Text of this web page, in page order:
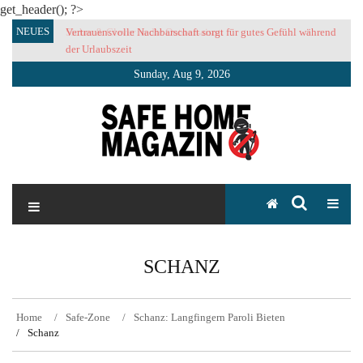
get_header(); ?>
SkipNEUES
Vertrauensvolle Nachbarschaft sorgt für gutes Gefühl während
der Urlaubszeit
Sunday, Aug 9, 2026
SAFE HOME Magazin
SCHANZ
Home Safe-Zone
Schanz: Langfingern Paroli Bieten
Schanz